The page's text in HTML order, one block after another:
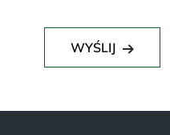
WYŚLIJ